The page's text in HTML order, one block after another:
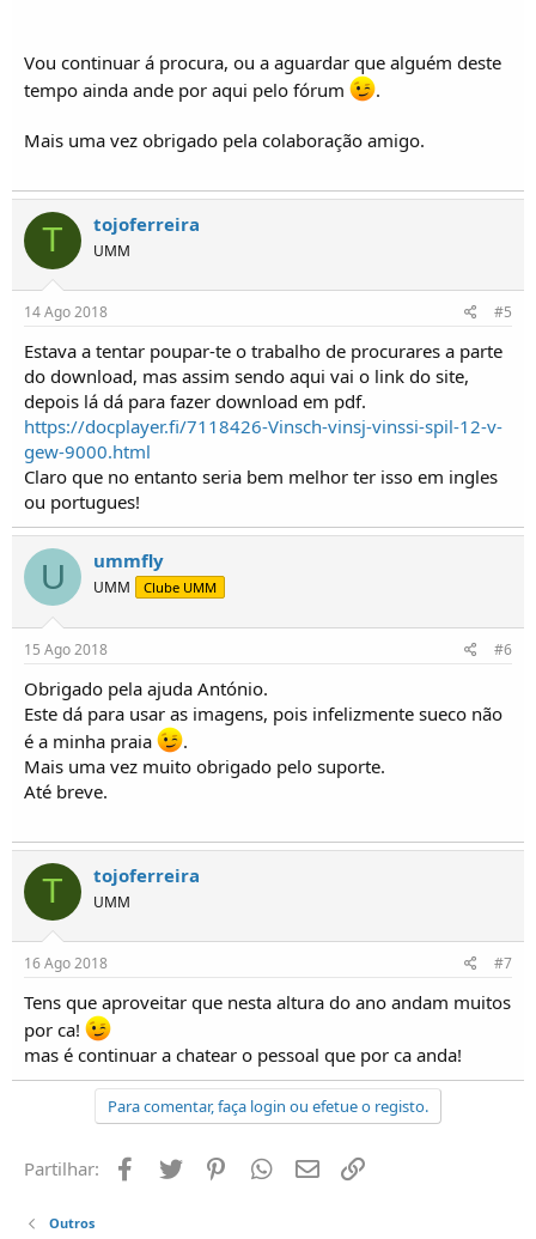
Vou continuar á procura, ou a aguardar que alguém deste
tempo ainda ande por aqui pelo fórum
.
Mais uma vez obrigado pela colaboração amigo.
T tojoferreira
UMM
14 Ago 2018 #5
Estava a tentar poupar-te o trabalho de procurares a parte
do download, mas assim sendo aqui vai o link do site,
depois lá dá para fazer download em pdf.
https://docplayer.fi/7118426-Vinsch-vinsj-vinssi-spil-12-v-
gew-9000.html
Claro que no entanto seria bem melhor ter isso em ingles
ou portugues!
U ummfly
UMM Clube UMM
15 Ago 2018 #6
Obrigado pela ajuda António.
Este dá para usar as imagens, pois infelizmente sueco não
é a minha praia
.
Mais uma vez muito obrigado pelo suporte.
Até breve.
T tojoferreira
UMM
16 Ago 2018 #7
Tens que aproveitar que nesta altura do ano andam muitos
por ca!
mas é continuar a chatear o pessoal que por ca anda!
Para comentar, faça login ou efetue o registo.
Partilhar: Facebook
Twitter PinterestWhatsapp
Email
Outros